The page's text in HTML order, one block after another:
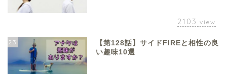
2103 view
23
【第128話】サイドFIREと相性の良
い趣味10選